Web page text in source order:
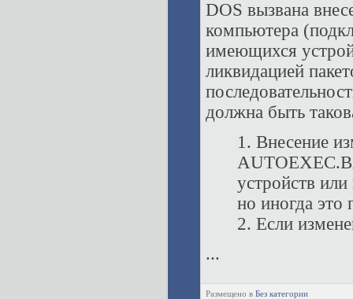
DOS вызвана
компьютера
имеющихся
ликвидацией
должна быть
1. Внесение
устройств
но иногда это
2. Если
...
Размещено в Без категории